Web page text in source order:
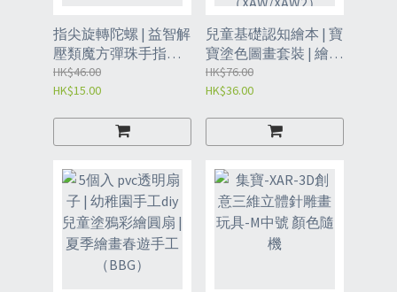
指尖旋轉陀螺 | 益智解
壓類魔方彈珠手指陀
螺 | 彈珠指尖軌道陀螺
顏色隨機（XAX）
HK$46.00
HK$15.00
兒童基礎認知繪本 | 寶
寶塗色圖畫套裝 | 繪幼
稚園填色畫畫本-基礎
繪本-女孩/男孩
HK$76.00
HK$36.00